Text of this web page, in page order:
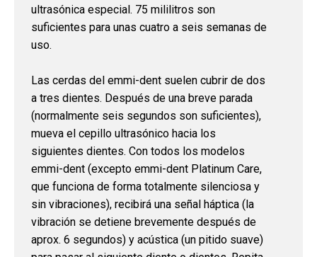
ultrasónica especial. 75 mililitros son
suficientes para unas cuatro a seis semanas de
uso.
Las cerdas del emmi-dent suelen cubrir de dos
a tres dientes. Después de una breve parada
(normalmente seis segundos son suficientes),
mueva el cepillo ultrasónico hacia los
siguientes dientes. Con todos los modelos
emmi-dent (excepto emmi-dent Platinum Care,
que funciona de forma totalmente silenciosa y
sin vibraciones), recibirá una señal háptica (la
vibración se detiene brevemente después de
aprox. 6 segundos) y acústica (un pitido suave)